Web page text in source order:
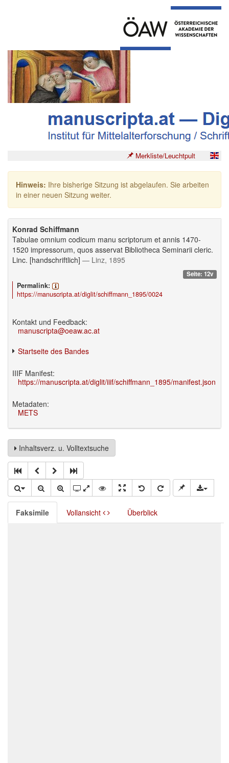
Merkliste/Leuchtpult
Hinweis: Ihre bisherige Sitzung ist abgelaufen. Sie arbeiten
in einer neuen Sitzung weiter.
Konrad Schiffmann
Tabulae omnium codicum manu scriptorum et annis 1470-
1520 impressorum, quos asservat Bibliotheca Seminarii cleric.
Linc. [handschriftlich] — Linz, 1895
Seite: 12v
Permalink:
https://manuscripta.at/diglit/schiffmann_1895/0024
Kontakt und Feedback:
manuscripta@oeaw.ac.at
Startseite des Bandes
IIIF Manifest:
https://manuscripta.at/diglit/iiif/schiffmann_1895/manifest.json
Metadaten:
METS
Inhaltsverz. u. Volltextsuche
Faksimile Vollansicht Überblick